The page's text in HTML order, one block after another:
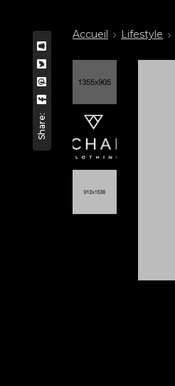
Share:
Accueil Lifestyle